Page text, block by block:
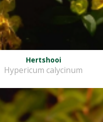
Hertshooi
Hypericum calycinum